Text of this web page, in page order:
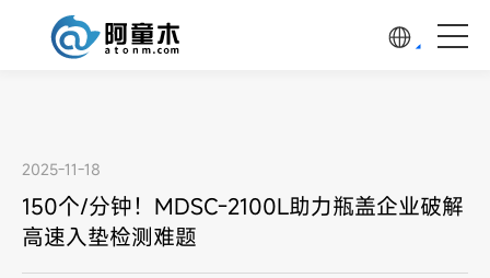
2025-11-18
150个/分钟！MDSC-2100L助力瓶盖企业破解
高速入垫检测难题